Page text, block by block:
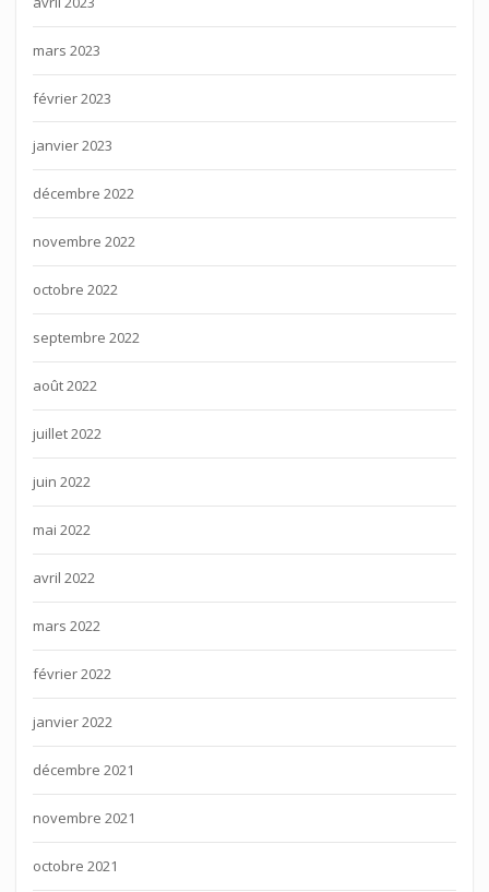
mars 2023
février 2023
janvier 2023
décembre 2022
novembre 2022
octobre 2022
septembre 2022
août 2022
juillet 2022
juin 2022
mai 2022
avril 2022
mars 2022
février 2022
janvier 2022
décembre 2021
novembre 2021
octobre 2021